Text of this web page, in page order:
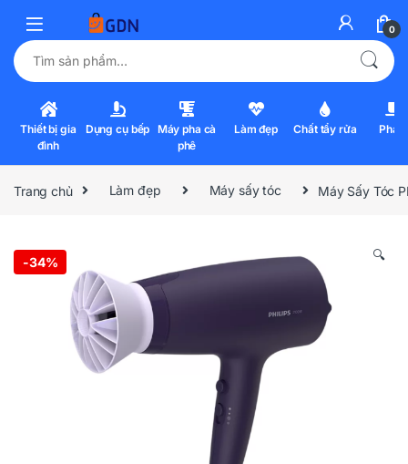
0
Tìm kiếm:
Thiết bị gia
đình
Dụng cụ bếp Máy pha cà
phê
Làm đẹp Chất tẩy rửa Pha
Trang chủ Làm đẹp Máy sấy tóc Máy Sấy Tóc
-34% 🔍